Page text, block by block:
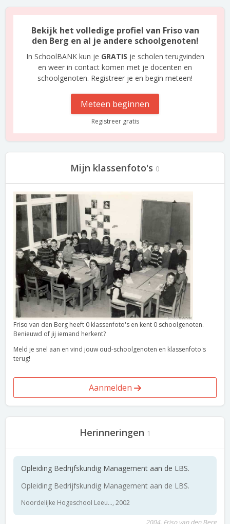
Bekijk het volledige profiel van Friso van
den Berg en al je andere schoolgenoten!
In SchoolBANK kun je GRATIS je scholen terugvinden
en weer in contact komen met je docenten en
schoolgenoten. Registreer je en begin meteen!
Meteen beginnen
Registreer gratis
Mijn klassenfoto's 0
Friso van den Berg heeft 0 klassenfoto's en kent 0 schoolgenoten.
Benieuwd of jij iemand herkent?
Meld je snel aan en vind jouw oud-schoolgenoten en klassenfoto's
terug!
Aanmelden
Herinneringen 1
Opleiding Bedrijfskundig Management aan de LBS.
Opleiding Bedrijfskundig Management aan de LBS.
Noordelijke Hogeschool Leeu..., 2002
2004, Friso van den Berg